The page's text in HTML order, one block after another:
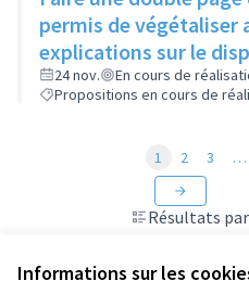
Informations sur les
permis de végétaliser
explications sur le
côté des exemples
investir
24 nov.
En cours de
Propositions en cours de
Résultats
1 2 3 …